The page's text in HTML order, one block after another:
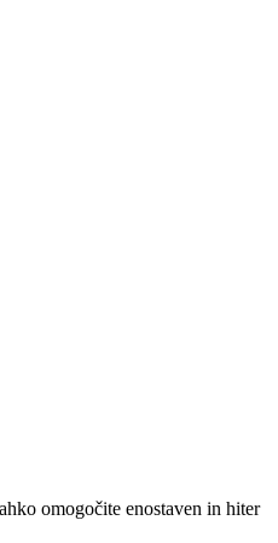
omogočite enostaven in hiter